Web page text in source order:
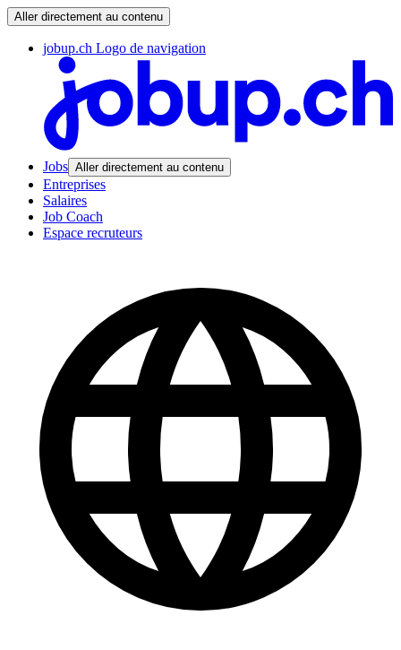
Aller directement au contenu
jobup.ch Logo de navigation
Jobs Aller directement au contenu
Entreprises
Salaires
Job Coach
Espace recruteurs